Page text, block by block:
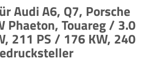
Audi A6, Q7, Porsche
Phaeton, Touareg / 3.0
211 PS / 176 KW, 240